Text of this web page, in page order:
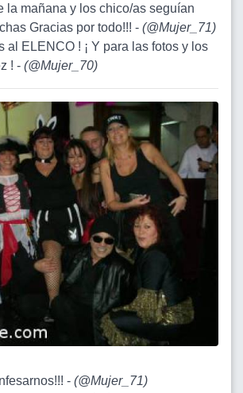
la mañana y los chico/as seguían
Gracias por todo!!! - (@Mujer_71)
al ELENCO ! ¡ Y para las fotos y los
! - (@Mujer_70)
- (@Mujer_71)